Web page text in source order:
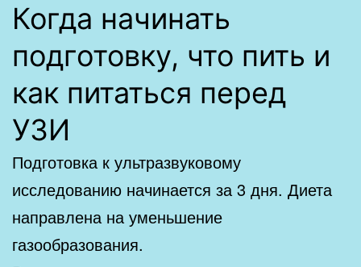
Когда начинать
подготовку, что пить и
как питаться перед
УЗИ
Подготовка к ультразвуковому
исследованию начинается за 3 дня. Диета
направлена на уменьшение
газообразования.